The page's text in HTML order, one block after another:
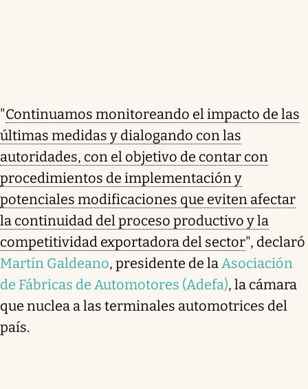
"Continuamos monitoreando el impacto de las
últimas medidas y dialogando con las
autoridades, con el objetivo de contar con
procedimientos de implementación y
potenciales modificaciones que eviten afectar
la continuidad del proceso productivo y la
competitividad exportadora del sector", declaró
Martín Galdeano, presidente de laAsociación
de Fábricas de Automotores (Adefa), la cámara
que nuclea a las terminales automotrices del
país.